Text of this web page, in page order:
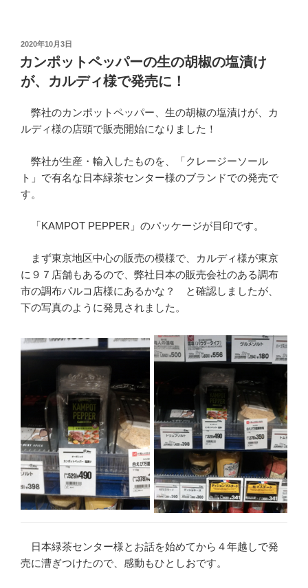
投
稿
日:
2020年10月3日
カンポットペッパーの生の胡椒の塩漬け
が、カルディ様で発売に！
弊社のカンポットペッパー、生の胡椒の塩漬けが、カ
ルディ様の店頭で販売開始になりました！
弊社が生産・輸入したものを、「クレージーソール
ト」で有名な日本緑茶センター様のブランドでの発売で
す。
「KAMPOT PEPPER」のパッケージが目印です。
まず東京地区中心の販売の模様で、カルディ様が東京
に９７店舗もあるので、弊社日本の販売会社のある調布
市の調布パルコ店様にあるかな？ と確認しましたが、
下の写真のように発見されました。
日本緑茶センター様とお話を始めてから４年越しで発
売に漕ぎつけたので、感動もひとしおです。